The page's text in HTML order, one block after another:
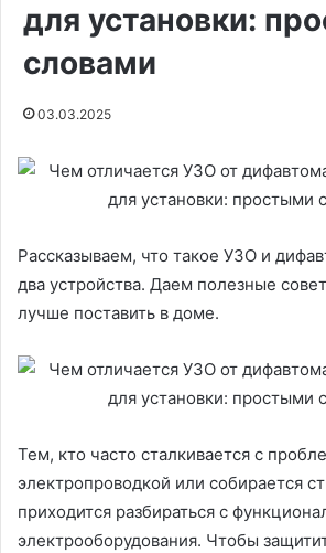
для установки:
словами
03.03.2025
Рассказываем, что такое УЗО и
два устройства. Даем полезные
лучше поставить в доме.
Тем, кто часто сталкивается с
электропроводкой или собирается
приходится разбираться с
электрооборудования. Чтобы